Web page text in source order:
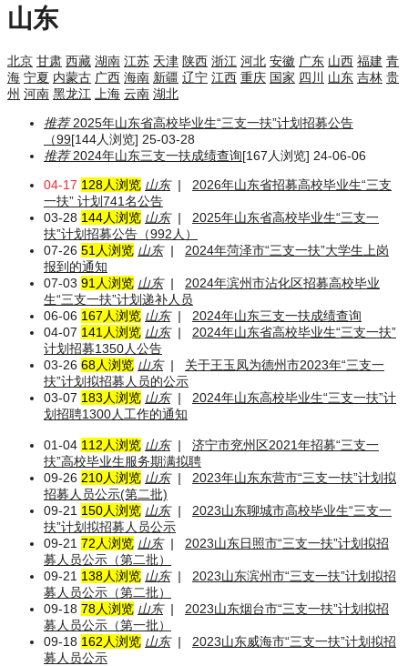
山东
北京 甘肃 西藏 湖南 江苏 天津 陕西 浙江 河北 安徽 广东 山西 福建 青
海 宁夏 内蒙古 广西 海南 新疆 辽宁 江西 重庆 国家 四川 山东 吉林 贵
州 河南 黑龙江 上海 云南 湖北
推荐2025年山东省高校毕业生“三支一扶”计划招募公告
（99[144人浏览] 25-03-28
推荐2024年山东三支一扶成绩查询[167人浏览] 24-06-06
04-17 128人浏览 山东|
2026年山东省招募高校毕业生“三支
一扶” 计划741名公告
03-28 144人浏览 山东|
2025年山东省高校毕业生“三支一
扶”计划招募公告（992人）
07-26 51人浏览 山东|
2024年菏泽市“三支一扶”大学生上岗
报到的通知
07-03 91人浏览 山东|
2024年滨州市沾化区招募高校毕业
生“三支一扶”计划递补人员
06-06 167人浏览 山东|
2024年山东三支一扶成绩查询
04-07 141人浏览 山东|
2024年山东省高校毕业生“三支一扶”
计划招募1350人公告
03-26 68人浏览 山东|
关于王玉凤为德州市2023年“三支一
扶”计划拟招募人员的公示
03-07 183人浏览 山东|
2024年山东高校毕业生“三支一扶”计
划招聘1300人工作的通知
01-04 112人浏览 山东|
济宁市兖州区2021年招募“三支一
扶”高校毕业生服务期满拟聘
09-26 210人浏览 山东|
2023年山东东营市“三支一扶”计划拟
招募人员公示(第二批)
09-21 150人浏览 山东|
2023山东聊城市高校毕业生“三支一
扶”计划拟招募人员公示
09-21 72人浏览 山东|
2023山东日照市“三支一扶”计划拟招
募人员公示（第二批）
09-21 138人浏览 山东|
2023山东滨州市“三支一扶”计划拟招
募人员公示（第二批）
09-18 78人浏览 山东|
2023山东烟台市“三支一扶”计划拟招
募人员公示（第一批）
09-18 162人浏览 山东|
2023山东威海市“三支一扶”计划拟招
募人员公示